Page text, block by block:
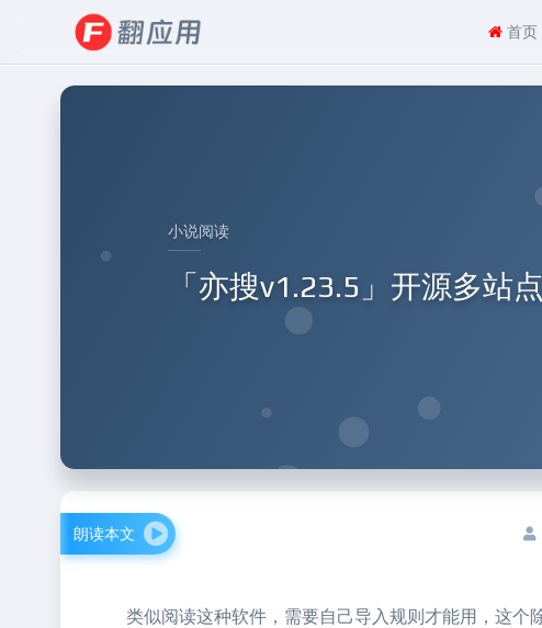
首页
小说阅读
「亦搜v1.23.5」开源多站
朗读本文
类似阅读这种软件，需要自己导入规则才能用，这